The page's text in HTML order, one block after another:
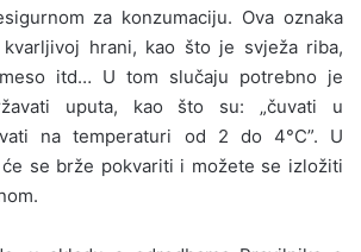
za konzumaciju. Ova oznaka
hrani, kao što je svježa riba,
itd… U tom slučaju potrebno je
uputa, kao što su: „čuvati u
na temperaturi od 2 do 4°C”. U
se brže pokvariti i možete se izložiti